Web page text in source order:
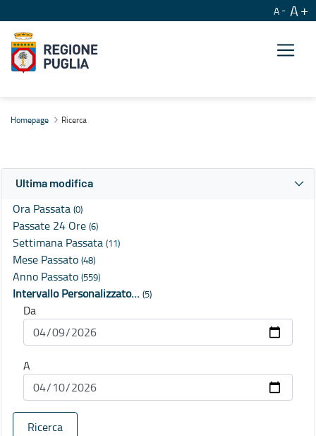
A A
Homepage Ricerca
Ultima modifica
Ora Passata (0)
Passate 24 Ore (6)
Settimana Passata (11)
Mese Passato (48)
Anno Passato (559)
Intervallo Personalizzato… (5)
Da
A
Ricerca